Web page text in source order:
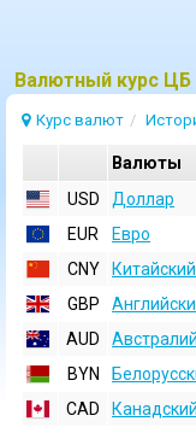
Bалютный курс
Курс валют
Валюты
USD
Доллар
EUR
Евро
CNY
GBP
AUD
BYN
CAD